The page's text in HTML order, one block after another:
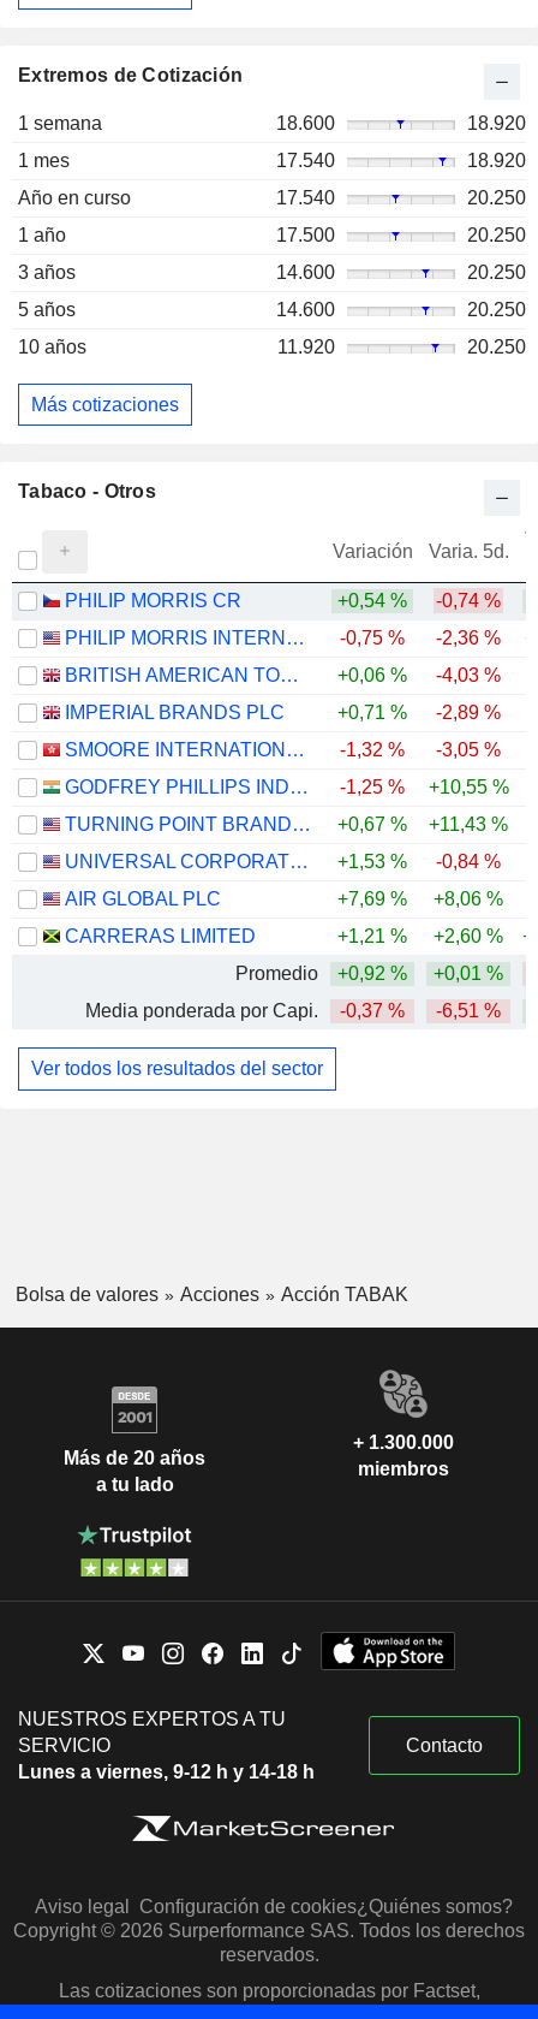
Extremos de Cotización
1 semana 18.600
18.920
1 mes
17.540
18.920
Año en curso
17.540
20.250
1 año
17.500
20.250
3 años
14.600
20.250
5 años
14.600
20.250
10 años
11.920 20.250
Más cotizaciones
Tabaco - Otros
Variación Varia. 5d.
PHILIP MORRIS CR +0,54 % -0,74 %
PHILIP MORRIS INTERNATIONAL, INC.
-0,75 % -2,36 %
BRITISH AMERICAN TOBACCO P.L.C.
+0,06 % -4,03 %
IMPERIAL BRANDS PLC
+0,71 % -2,89 %
SMOORE INTERNATIONAL HOLDINGS LIMITED
-1,32 % -3,05 %
GODFREY PHILLIPS INDIA LIMITED
-1,25 % +10,55 %
TURNING POINT BRANDS, INC.
+0,67 % +11,43 %
UNIVERSAL CORPORATION
+1,53 % -0,84 %
AIR GLOBAL PLC
+7,69 % +8,06 %
CARRERAS LIMITED
+1,21 % +2,60 %
Promedio
+0,92 % +0,01 %
Media ponderada por Capi.
-0,37 % -6,51 %
Ver todos los resultados del sector
Bolsa de valores Acciones Acción TABAK
Más de 20 años
a tu lado
+ 1.300.000
miembros
NUESTROS EXPERTOS A TU
SERVICIO
Lunes a viernes, 9-12 h y 14-18 h
Contacto
Aviso legal Configuración de cookies¿Quiénes somos?
Copyright © 2026 Surperformance SAS. Todos los derechos
reservados.
Las cotizaciones son proporcionadas por Factset,